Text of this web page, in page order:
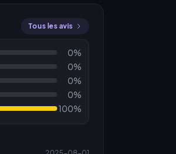
Tous les avis
0%
0%
0%
0%
100%